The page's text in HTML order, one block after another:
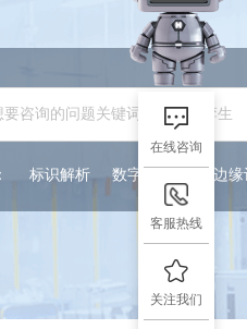
标识解析 数字孪生 5G边
在线咨询
客服热线
关注我们